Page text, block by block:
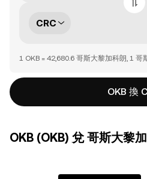
CRC
1 OKB = 42,680.6 哥斯大黎加科朗, 1 哥
OKB 換
OKB (OKB) 兌 哥斯大黎